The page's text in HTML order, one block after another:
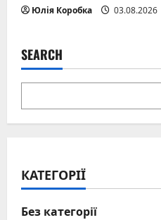
Юлія Коробка 03.08.2026
SEARCH
КАТЕГОРІЇ
Без категорії